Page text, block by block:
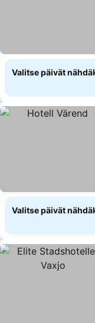
Valitse päivät
Valitse päivät